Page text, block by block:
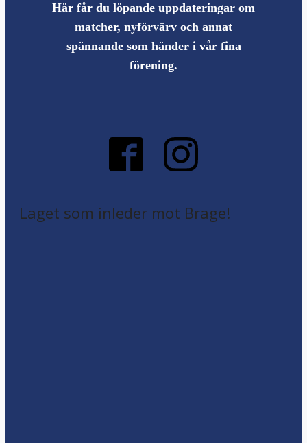
Här får du löpande uppdateringar om
matcher, nyförvärv och annat
spännande som händer i vår fina
förening.
Laget som inleder mot Brage!